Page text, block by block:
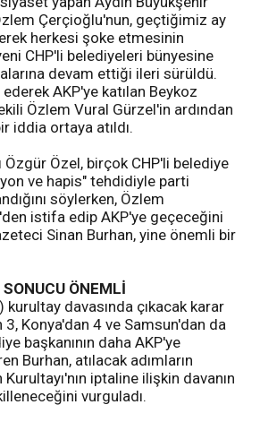
Çerçioğlu'nun, geçtiğimiz ay
herkesi şoke etmesinin
CHP'li belediyeleri bünyesine
devam ettiği ileri sürüldü.
AKP'ye katılan Beykoz
Özlem Vural Gürzel'in ardından
iddia ortaya atıldı.
Özgür Özel, birçok CHP'li belediye
ve hapis" tehdidiyle parti
söylerken, Özlem
istifa edip AKP'ye geçeceğini
Sinan Burhan, yine önemli bir
ÖNEMLİ
kurultay davasında çıkacak karar
3, Konya'dan 4 ve Samsun'dan da
başkanının daha AKP'ye
Burhan, atılacak adımların
iptaline ilişkin davanın
vurguladı.